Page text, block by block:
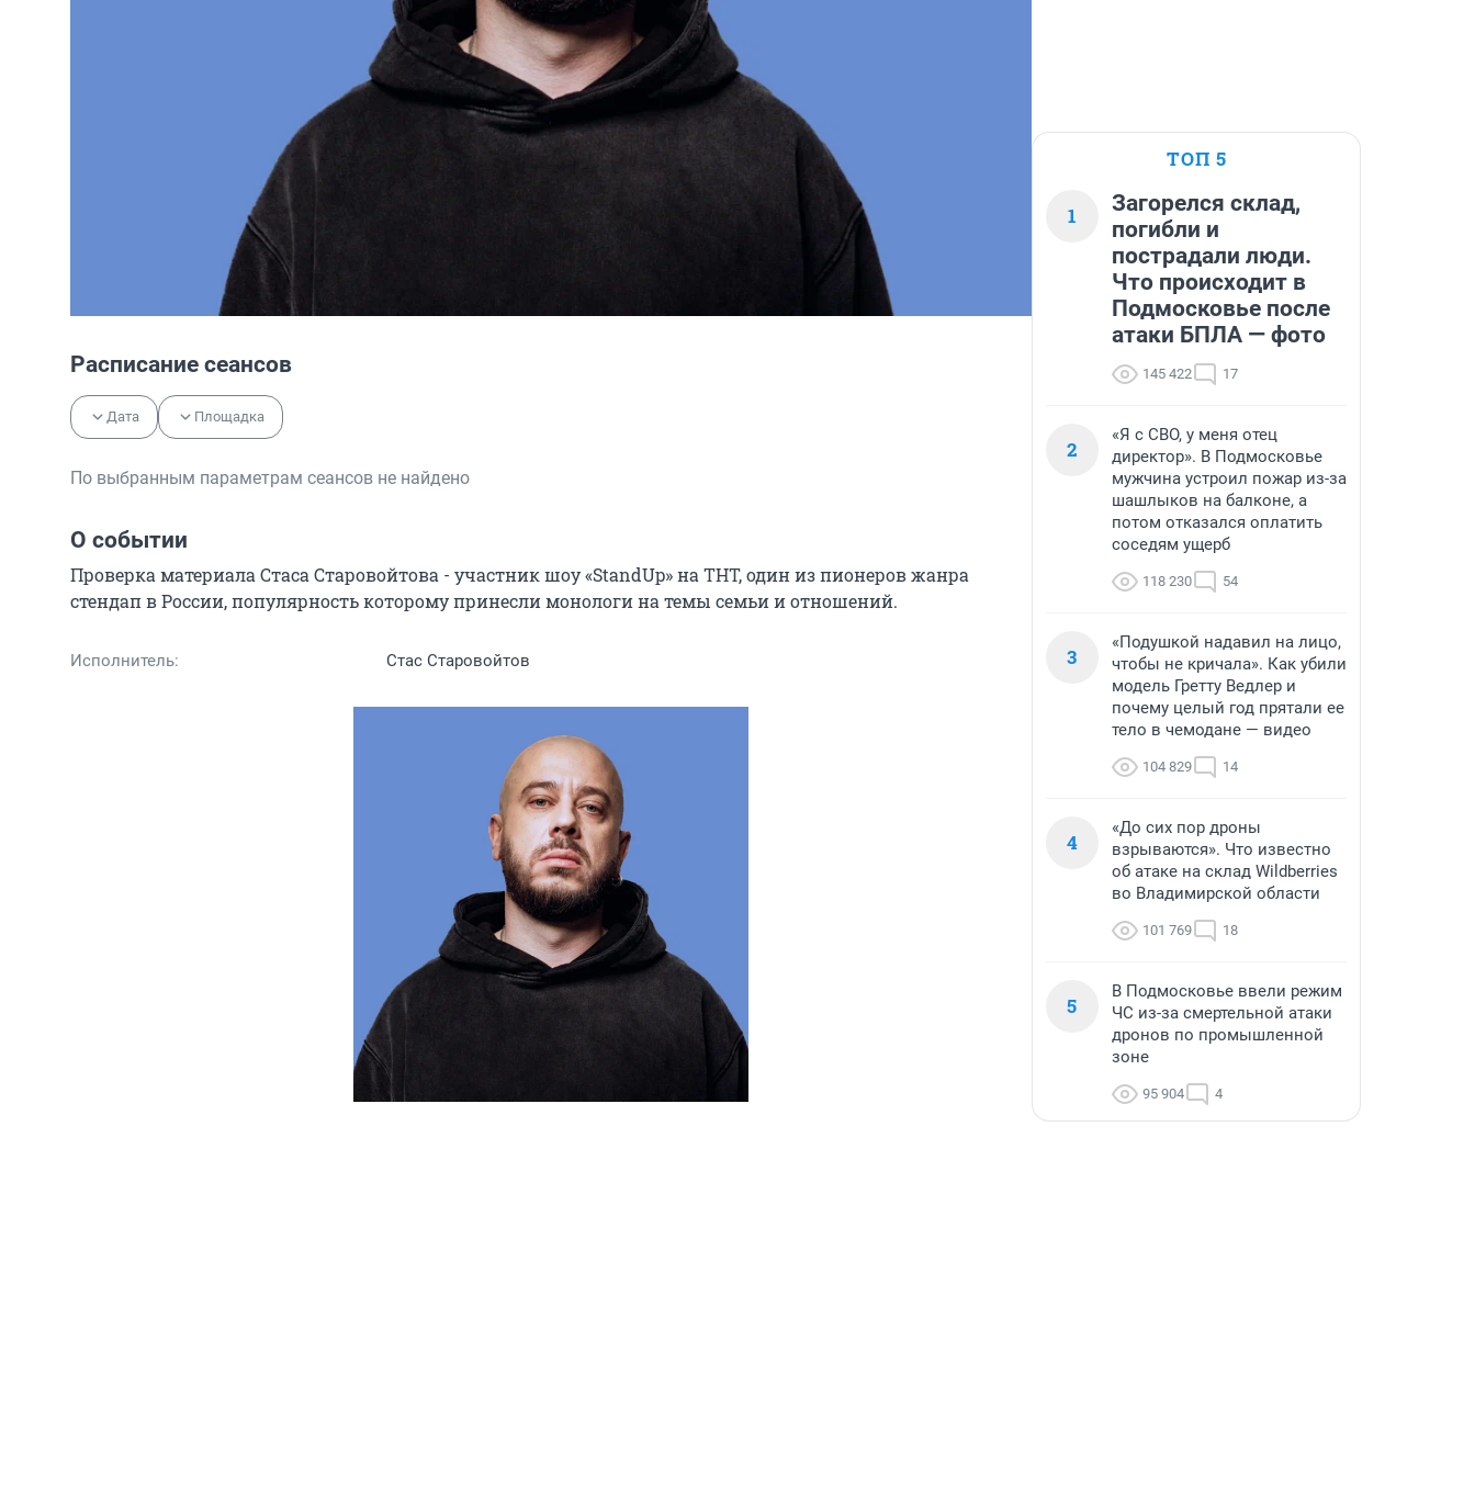
Расписание сеансов
Дата Площадка
По выбранным параметрам сеансов не найдено
О событии
Проверка материала Стаса Старовойтова - участник шоу «StandUp» на ТНТ, один из пионеров жанра
стендап в России, популярность которому принесли монологи на темы семьи и отношений.
Исполнитель: Стас Старовойтов
ТОП 5
1
Загорелся склад,
погибли и
пострадали люди.
Что происходит в
Подмосковье после
атаки БПЛА — фото
145 422 17
2
«Я с СВО, у меня отец
директор». В Подмосковье
мужчина устроил пожар из-за
шашлыков на балконе, а
потом отказался оплатить
соседям ущерб
118 230 54
3
«Подушкой надавил на лицо,
чтобы не кричала». Как убили
модель Гретту Ведлер и
почему целый год прятали ее
тело в чемодане — видео
104 829 14
4
«До сих пор дроны
взрываются». Что известно
об атаке на склад Wildberries
во Владимирской области
101 769 18
5
В Подмосковье ввели режим
ЧС из-за смертельной атаки
дронов по промышленной
зоне
95 904 4